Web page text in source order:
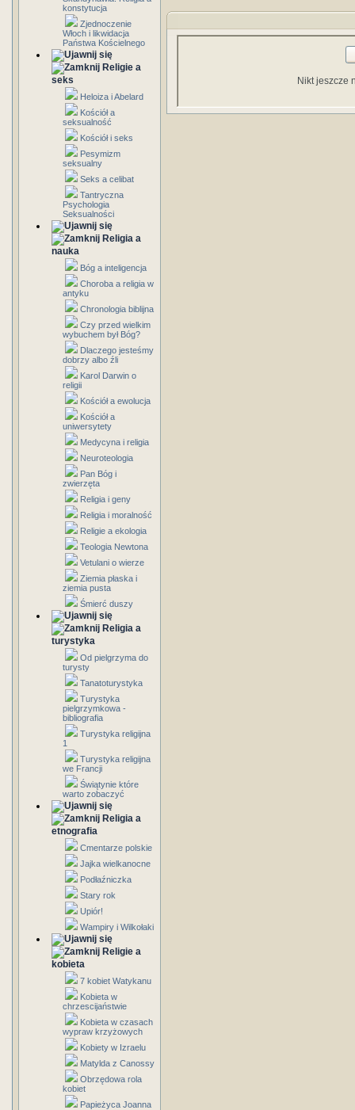
konstytucja
Zjednoczenie
Włoch i likwidacja
Państwa Kościelnego
Religie a
seks
Heloiza i Abelard
Kościół a
seksualność
Kościół i seks
Pesymizm
seksualny
Seks a celibat
Tantryczna
Psychologia
Seksualności
Religia a
nauka
Bóg a inteligencja
Choroba a religia w
antyku
Chronologia biblijna
Czy przed wielkim
wybuchem był Bóg?
Dlaczego jesteśmy
dobrzy albo źli
Karol Darwin o
religii
Kościół a ewolucja
Kościół a
uniwersytety
Medycyna i religia
Neuroteologia
Pan Bóg i
zwierzęta
Religia i geny
Religia i moralność
Religie a ekologia
Teologia Newtona
Vetulani o wierze
Ziemia płaska i
ziemia pusta
Śmierć duszy
Religia a
turystyka
Od pielgrzyma do
turysty
Tanatoturystyka
Turystyka
pielgrzymkowa -
bibliografia
Turystyka religijna
1
Turystyka religijna
we Francji
Świątynie które
warto zobaczyć
Religia a
etnografia
Cmentarze polskie
Jajka wielkanocne
Podłaźniczka
Stary rok
Upiór!
Wampiry i Wilkołaki
Religie a
kobieta
7 kobiet Watykanu
Kobieta w
chrzescijaństwie
Kobieta w czasach
wypraw krzyżowych
Kobiety w Izraelu
Matylda z Canossy
Obrzędowa rola
kobiet
Papieżyca Joanna
Nikt jeszcze